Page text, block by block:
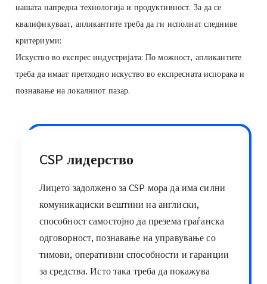
нашата напредна технологија и продуктивност. За да се
квалификуваат, апликантите треба да ги исполнат следниве
критериуми:
Искуство во експрес индустријата: По можност, апликантите
треба да имаат претходно искуство во експресната испорака и
познавање на локалниот пазар.
CSP лидерство
Лицето задолжено за CSP мора да има силни
комуникациски вештини на англиски,
способност самостојно да презема граѓанска
одговорност, познавање на управување со
тимови, оперативни способности и гаранции
за средства. Исто така треба да покажува